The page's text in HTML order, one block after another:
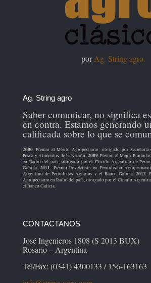
porAg. String agro.
Ag. String agro
Saber comunicar, no significa
en contra. Estamos generando
calificada sobre lo que se
2000. Premio al Mérito Agropecuario; otorgado por Secretaría
Pesca y Alimentos de la Nación. 2009. Premio al Mejor
en Radio del país; otorgado por el Círculo Argentino de
Galicia.2011. Premio Revelación en Periodismo
Argentino de Periodistas Agrarios y el Banco Galicia. 2012.
Agropecuario en Radio del país; otorgado por el Círculo
el Banco Galicia.
CONTACTANOS
José Ingenieros 1808 (S 2013 BUX)
Rosario – Argentina
Tel/Fax: (0341) 4300133 / 156-163163